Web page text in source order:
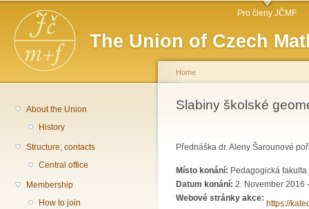
The Union of Czech
Main menu Pro členy JČMF
About the Union
History
Structure, contacts
Central office
Membership
How to join
You are here
Home
Slabiny školské
Přednáška dr. Aleny Šarounové
Místo konání: Pedagogická
Datum konání: 2. November 2016
Webové stránky akce:
https://